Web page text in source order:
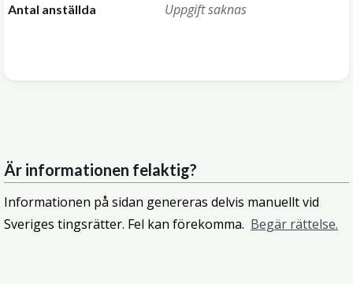
Antal anställda Uppgift saknas
Är informationen felaktig?
Informationen på sidan genereras delvis manuellt vid
Sveriges tingsrätter. Fel kan förekomma. Begär rättelse.